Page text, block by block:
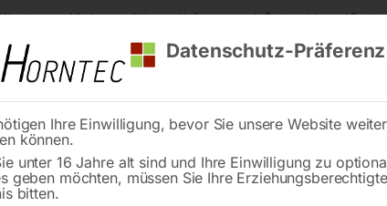
Markenqualität Lieferung nach Österreich und
Reinigung
oben komplett
Datenschutz-Präferenz
Ihre Einwilligung, bevor Sie unsere Website weiter
können.
unter 16 Jahre alt sind und Ihre Einwilligung zu
geben möchten, müssen Sie Ihre
bitten.